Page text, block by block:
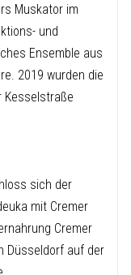
Muskator im
und
Ensemble aus
2019 wurden die
Kesselstraße
sich der
mit Cremer
Cremer
Düsseldorf auf der